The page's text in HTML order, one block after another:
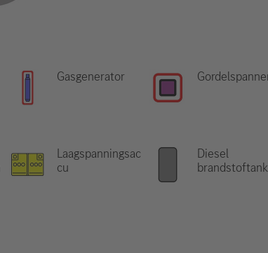
Gasgenerator
Laagspanningsac
cu
Diesel
brandstoftank